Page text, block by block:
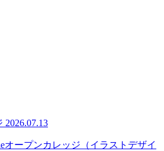
2026.07.13
オープンカレッジ（イラストデザイ